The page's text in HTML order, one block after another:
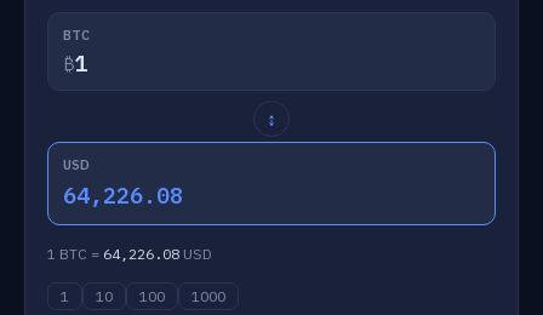
BTC
₿
↕
USD
64,226.08
1 BTC = 64,226.08 USD
1 10 100 1000